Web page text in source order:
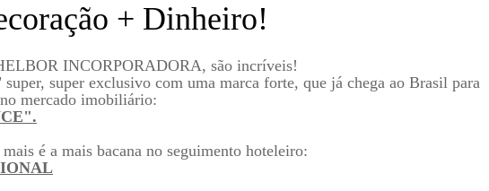
+ Dinheiro!
INCORPORADORA, são incríveis!
super exclusivo com uma marca forte, que já chega ao Brasil para
mercado imobiliário:
é a mais bacana no seguimento hoteleiro: